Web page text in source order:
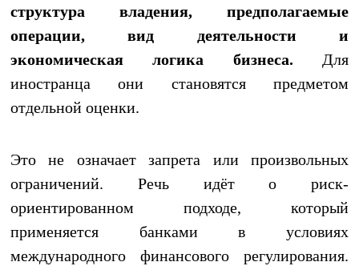
структура владения, предполагаемые
операции, вид деятельности и
экономическая логика бизнеса. Для
иностранца они становятся предметом
отдельной оценки.
Это не означает запрета или произвольных
ограничений. Речь идёт о риск-
ориентированном подходе, который
применяется банками в условиях
международного финансового регулирования.